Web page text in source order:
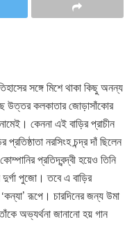
সঙ্গে মিশে থাকা কিছু অনন্য
উত্তর কলকাতার জোড়াসাঁকোর
নামেই। কেননা এই বাড়ির প্রাচীন
নরসিংহ চন্দ্র দাঁ ছিলেন
প্রতিদ্বন্দ্বী হয়েও তিনি
পুজো। তবে এ বাড়ির
রূপে। চারদিনের জন্য উমা
অভ্যর্থনা জানানো হয় গান